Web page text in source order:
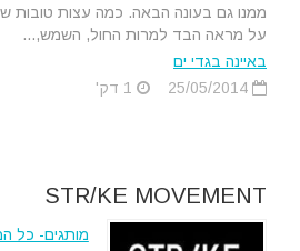
ממנו גם בעונה הבאה. כמה עצות טובות
על מראה הבד למרות החול, השמש,...
באיינה בגדי ים
STR/KE MOVEMENT
מותגים- כל